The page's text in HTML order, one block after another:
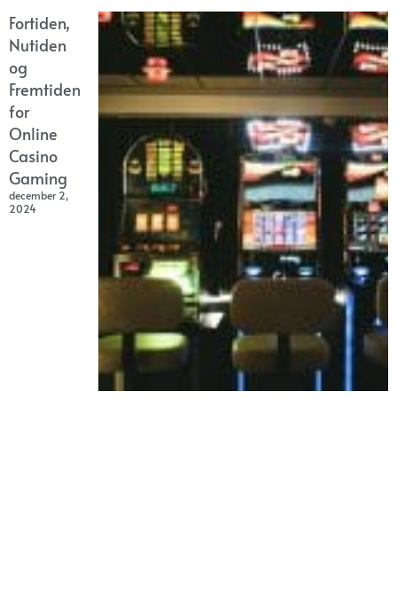
Fortiden,
Nutiden
og
Fremtiden
for
Online
Casino
Gaming
december 2,
2024